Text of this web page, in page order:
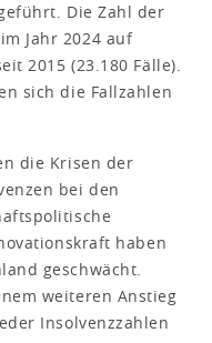
Die Zahl der
Jahr 2024 auf
2015 (23.180 Fälle).
sich die Fallzahlen
die Krisen der
bei den
haben
geschwächt.
weiteren Anstieg
Insolvenzzahlen